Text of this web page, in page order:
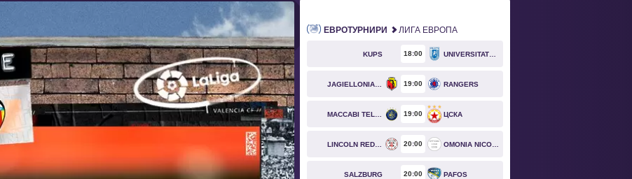
ЕВРОТУРНИРИ ЛИГА ЕВРОПА
KUPS 18 00
19 00 RANGERS
19 00 ЦСКА
20 00
SALZBURG 20 00 PAFOS